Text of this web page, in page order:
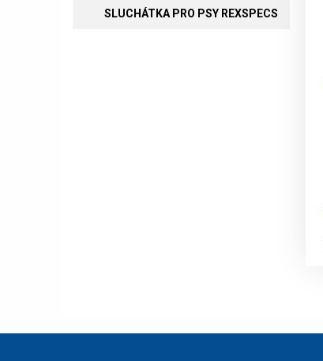
SLUCHÁTKA PRO PSY REXSPECS